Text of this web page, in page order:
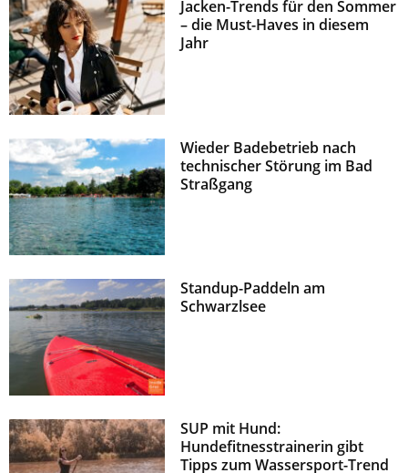
Jacken-Trends für den Sommer
– die Must-Haves in diesem
Jahr
Wieder Badebetrieb nach
technischer Störung im Bad
Straßgang
Standup-Paddeln am
Schwarzlsee
SUP mit Hund:
Hundefitnesstrainerin gibt
Tipps zum Wassersport-Trend